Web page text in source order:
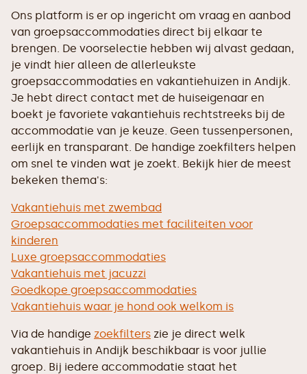
Ons platform is er op ingericht om vraag en aanbod
van groepsaccommodaties direct bij elkaar te
brengen. De voorselectie hebben wij alvast gedaan,
je vindt hier alleen de allerleukste
groepsaccommodaties en vakantiehuizen in Andijk.
Je hebt direct contact met de huiseigenaar en
boekt je favoriete vakantiehuis rechtstreeks bij de
accommodatie van je keuze. Geen tussenpersonen,
eerlijk en transparant. De handige zoekfilters helpen
om snel te vinden wat je zoekt. Bekijk hier de meest
bekeken thema's:
Vakantiehuis met zwembad
Groepsaccommodaties met faciliteiten voor
kinderen
Luxe groepsaccommodaties
Vakantiehuis met jacuzzi
Goedkope groepsaccommodaties
Vakantiehuis waar je hond ook welkom is
Via de handige zoekfilters zie je direct welk
vakantiehuis in Andijk beschikbaar is voor jullie
groep. Bij iedere accommodatie staat het